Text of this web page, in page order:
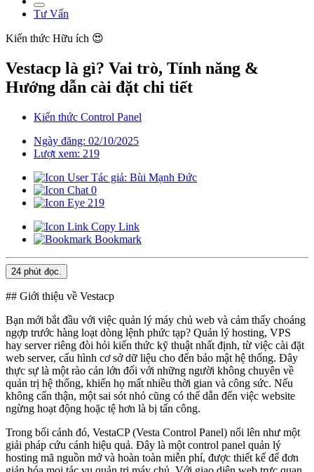
Tư Vấn
Kiến thức Hữu ích 😍
Vestacp là gì? Vai trò, Tính năng &
Hướng dẫn cài đặt chi tiết
Kiến thức Control Panel
Ngày đăng: 02/10/2025
Lượt xem: 219
Tác giả: Bùi Mạnh Đức
0
219
Copy Link
Bookmark
24 phút đọc.
## Giới thiệu về Vestacp
Bạn mới bắt đầu với việc quản lý máy chủ web và cảm thấy choáng
ngợp trước hàng loạt dòng lệnh phức tạp? Quản lý hosting, VPS
hay server riêng đòi hỏi kiến thức kỹ thuật nhất định, từ việc cài đặt
web server, cấu hình cơ sở dữ liệu cho đến bảo mật hệ thống. Đây
thực sự là một rào cản lớn đối với những người không chuyên về
quản trị hệ thống, khiến họ mất nhiều thời gian và công sức. Nếu
không cẩn thận, một sai sót nhỏ cũng có thể dẫn đến việc website
ngừng hoạt động hoặc tệ hơn là bị tấn công.
Trong bối cảnh đó, VestaCP (Vesta Control Panel) nổi lên như một
giải pháp cứu cánh hiệu quả. Đây là một control panel quản lý
hosting mã nguồn mở và hoàn toàn miễn phí, được thiết kế để đơn